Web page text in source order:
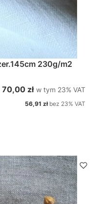
230g/m2
Cena brutto
70,00 zł w tym %s VAT
w tym 23% VAT
Cena netto
56,91 zł bez 23% VAT